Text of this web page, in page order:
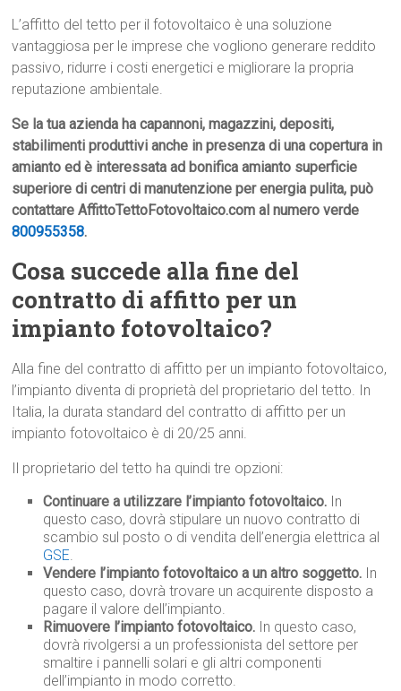
L’affitto del tetto per il fotovoltaico è una soluzione
vantaggiosa per le imprese che vogliono generare reddito
passivo, ridurre i costi energetici e migliorare la propria
reputazione ambientale.
Se la tua azienda ha capannoni, magazzini, depositi,
stabilimenti produttivi anche in presenza di una copertura in
amianto ed è interessata ad bonifica amianto superficie
superiore di centri di manutenzione per energia pulita, può
contattare AffittoTettoFotovoltaico.com al numero verde
800955358.
Cosa succede alla fine del
contratto di affitto per un
impianto fotovoltaico?
Alla fine del contratto di affitto per un impianto fotovoltaico,
l’impianto diventa di proprietà del proprietario del tetto. In
Italia, la durata standard del contratto di affitto per un
impianto fotovoltaico è di 20/25 anni.
Il proprietario del tetto ha quindi tre opzioni:
Continuare a utilizzare l’impianto fotovoltaico. In
questo caso, dovrà stipulare un nuovo contratto di
scambio sul posto o di vendita dell’energia elettrica al
GSE.
Vendere l’impianto fotovoltaico a un altro soggetto. In
questo caso, dovrà trovare un acquirente disposto a
pagare il valore dell’impianto.
Rimuovere l’impianto fotovoltaico. In questo caso,
dovrà rivolgersi a un professionista del settore per
smaltire i pannelli solari e gli altri componenti
dell’impianto in modo corretto.